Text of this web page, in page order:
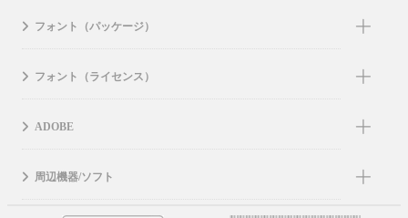
フォント（パッケージ）
フォント（ライセンス）
ADOBE
周辺機器/ソフト